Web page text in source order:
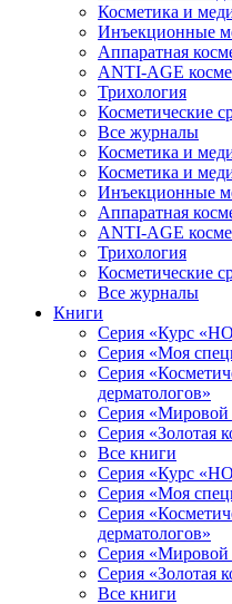
Косметика и
Инъекционные
Аппаратная
ANTI-AGE
Трихология
Косметические
Все журналы
Косметика и
Косметика и
Инъекционные
Аппаратная
ANTI-AGE
Трихология
Косметические
Все журналы
Книги
Серия «Курс
Серия «Моя
Серия
дерматологов»
Серия «Мировой
Серия «Золотая
Все книги
Серия «Курс
Серия «Моя
Серия
дерматологов»
Серия «Мировой
Серия «Золотая
Все книги